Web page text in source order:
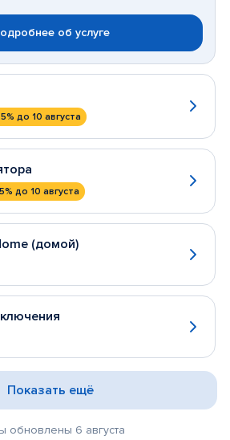
об услуге
до 10 августа
до 10 августа
(домой)
обновлены 6 августа
Показать ещё